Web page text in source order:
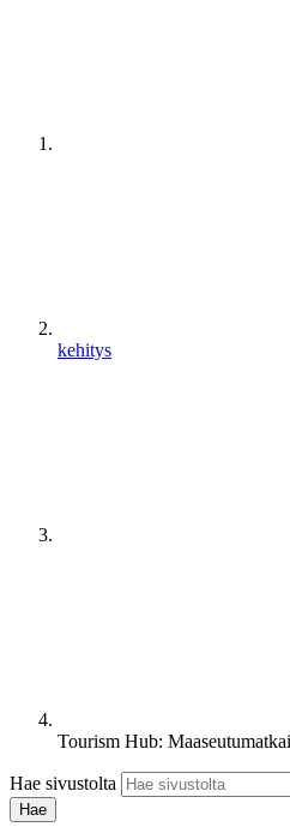
kehitys
Tourism Hub:
Hae sivustolta